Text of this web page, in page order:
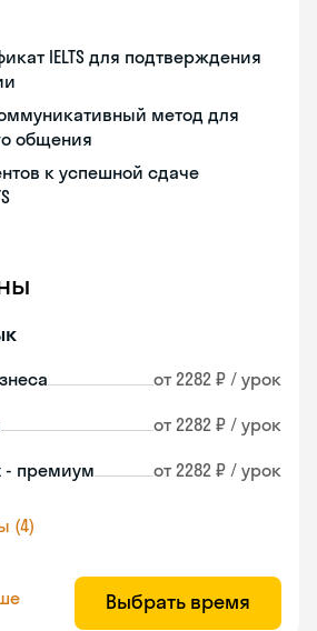
IELTS для подтверждения
метод для
общения
к успешной сдаче
от 2282 ₽ / урок
от 2282 ₽ / урок
- премиум от 2282 ₽ / урок
(4)
Выбрать время